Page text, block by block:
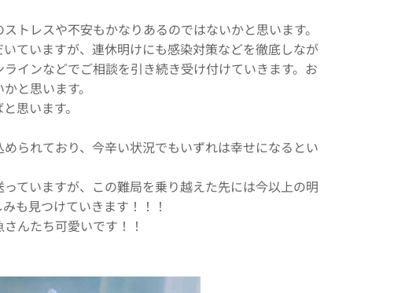
トレスや不安もかなりあるのではないかと思います。
ていますが、連休明けにも感染対策などを徹底しなが
インなどでご相談を引き続き受け付けていきます。お
と思います。
思います。
られており、今辛い状況でもいずれは幸せになるとい
ていますが、この難局を乗り越えた先には今以上の明
も見つけていきます！！！
んたち可愛いです！！